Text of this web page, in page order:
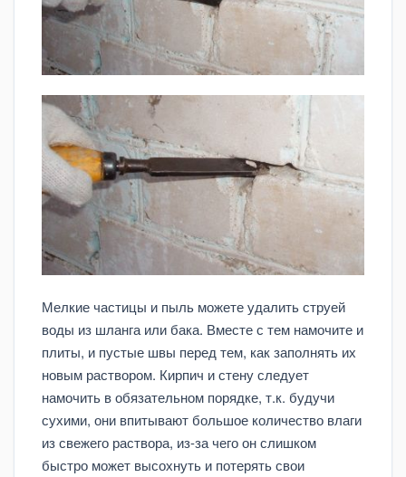
Мелкие частицы и пыль можете удалить струей
воды из шланга или бака. Вместе с тем намочите и
плиты, и пустые швы перед тем, как заполнять их
новым раствором. Кирпич и стену следует
намочить в обязательном порядке, т.к. будучи
сухими, они впитывают большое количество влаги
из свежего раствора, из-за чего он слишком
быстро может высохнуть и потерять свои